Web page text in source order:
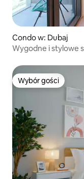
Condo w: Dubaj
Wygodne i stylowe
Wybór gości
Wybór gości